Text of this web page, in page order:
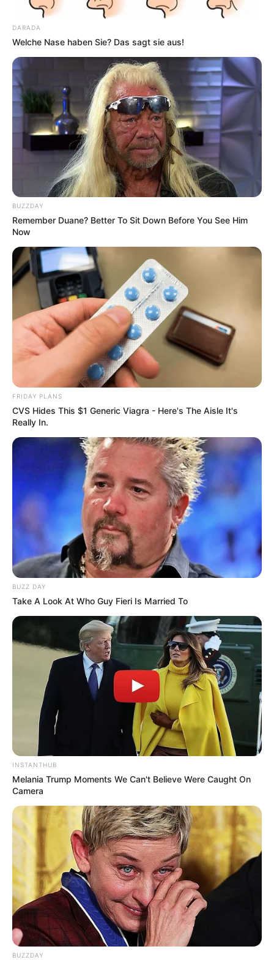
DARADA
Welche Nase haben Sie? Das sagt sie aus!
BUZZDAY
Remember Duane? Better To Sit Down Before You See Him
Now
FRIDAY PLANS
CVS Hides This $1 Generic Viagra - Here's The Aisle It's
Really In.
BUZZ DAY
Take A Look At Who Guy Fieri Is Married To
INSTANTHUB
Melania Trump Moments We Can't Believe Were Caught On
Camera
BUZZDAY